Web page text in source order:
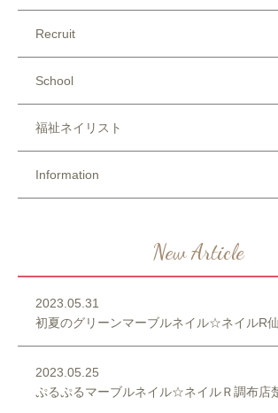
Recruit
School
福祉ネイリスト
Information
New Article
2023.05.31
初夏のグリーンマーブルネイル☆ネイルR
2023.05.25
ぷるぷるマーブルネイル☆ネイルＲ調布店